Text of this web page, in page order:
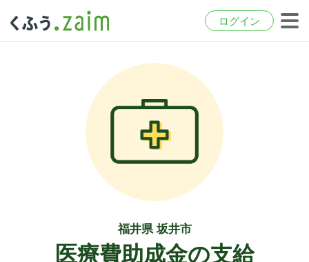
ログイン
福井県 坂井市
医療費助成金の支給